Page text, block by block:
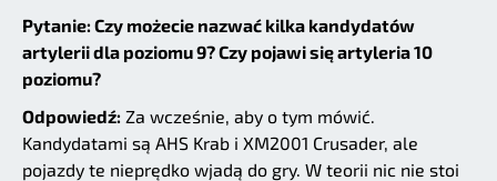
Pytanie: Czy możecie nazwać kilka kandydatów
artylerii dla poziomu 9? Czy pojawi się artyleria 10
poziomu?
Odpowiedź: Za wcześnie, aby o tym mówić.
Kandydatami są AHS Krab i XM2001 Crusader, ale
pojazdy te nieprędko wjadą do gry. W teorii nic nie stoi